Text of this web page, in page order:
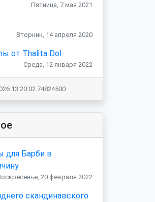
Пятница, 7 мая 2021
Вторник, 14 апреля 2020
от Thalita Dol
Среда, 12 января 2022
13:20:02.74824500
для Барби в
20 февраля 2022
скандинавского